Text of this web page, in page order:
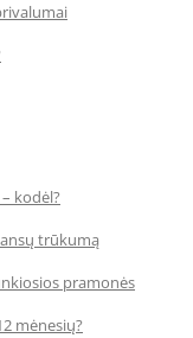
kodėl?
trūkumą
pramonės
mėnesių?